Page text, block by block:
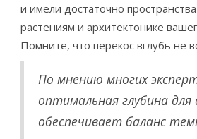
и имели достаточно
растениям и архитектонике
Помните, что перекос вглубь не
По мнению многих
оптимальная глубина
обеспечивает баланс